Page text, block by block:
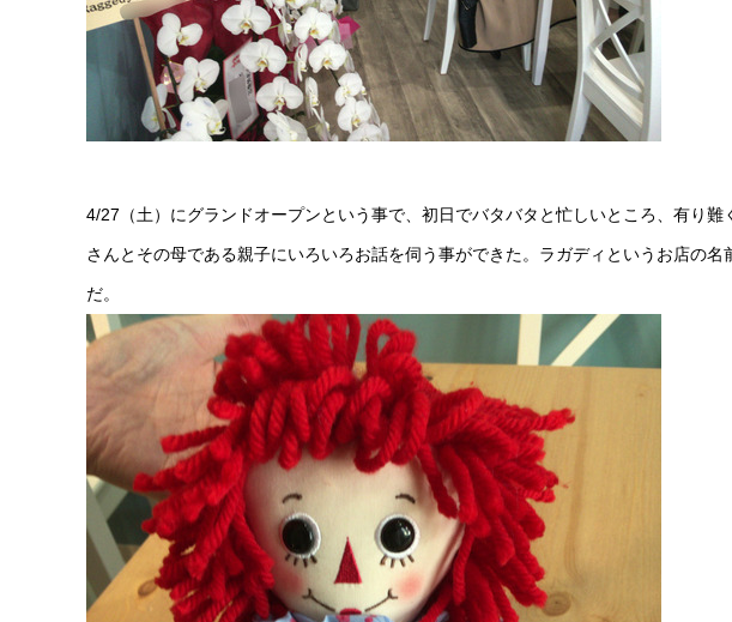
4/27（土）にグランドオープンという事で、初日でバタバタと忙しいところ、有り
さんとその母である親子にいろいろお話を伺う事ができた。ラガディというお店の
だ。